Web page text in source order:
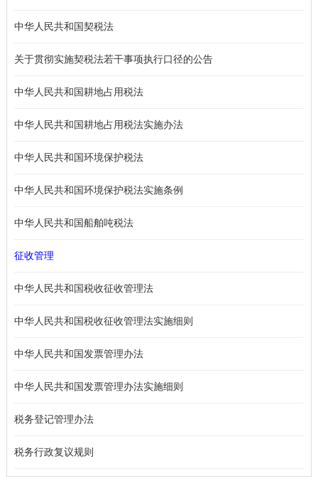
中华人民共和国契税法
关于贯彻实施契税法若干事项执行口径的公告
中华人民共和国耕地占用税法
中华人民共和国耕地占用税法实施办法
中华人民共和国环境保护税法
中华人民共和国环境保护税法实施条例
中华人民共和国船舶吨税法
征收管理
中华人民共和国税收征收管理法
中华人民共和国税收征收管理法实施细则
中华人民共和国发票管理办法
中华人民共和国发票管理办法实施细则
税务登记管理办法
税务行政复议规则